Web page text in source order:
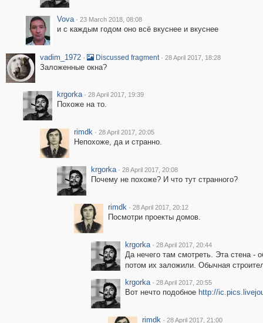
Vova · 23 March 2018, 08:08
и с каждым годом оно всё вкуснее и вкуснее
vadim_1972 · Discussed fragment · 28 April 2017, 18:28
Заложенные окна?
krgorka · 28 April 2017, 19:39
Похоже на то.
rimdk · 28 April 2017, 20:05
Непохоже, да и странно.
krgorka · 28 April 2017, 20:08
Почему не похоже? И что тут странного?
rimdk · 28 April 2017, 20:12
Посмотри проекты домов.
krgorka · 28 April 2017, 20:44
Да нечего там смотреть. Эта стена
потом их заложили. Обычная
krgorka · 28 April 2017, 20:55
Вот нечто подобное http://
rimdk · 28 April 2017, 21:00